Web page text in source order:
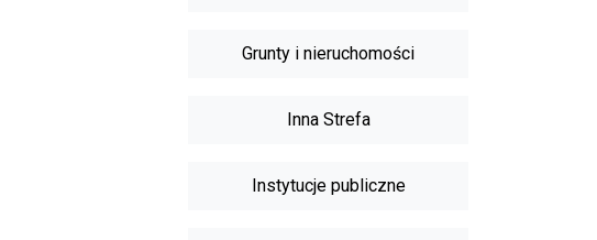
Grunty i nieruchomości
Inna Strefa
Instytucje publiczne